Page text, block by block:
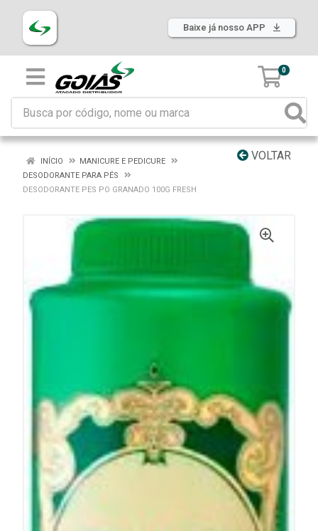
Baixe já nosso APP
0
VOLTAR
INÍCIO
MANICURE E PEDICURE
DESODORANTE PARA PÉS
DESODORANTE PES PO GRANADO 100G FRESH